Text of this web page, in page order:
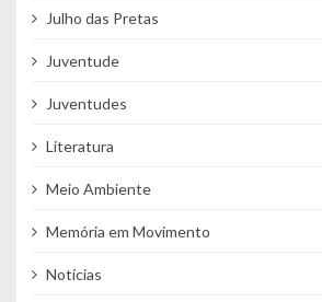
Julho das Pretas
Juventude
Juventudes
Literatura
Meio Ambiente
Memória em Movimento
Notícias